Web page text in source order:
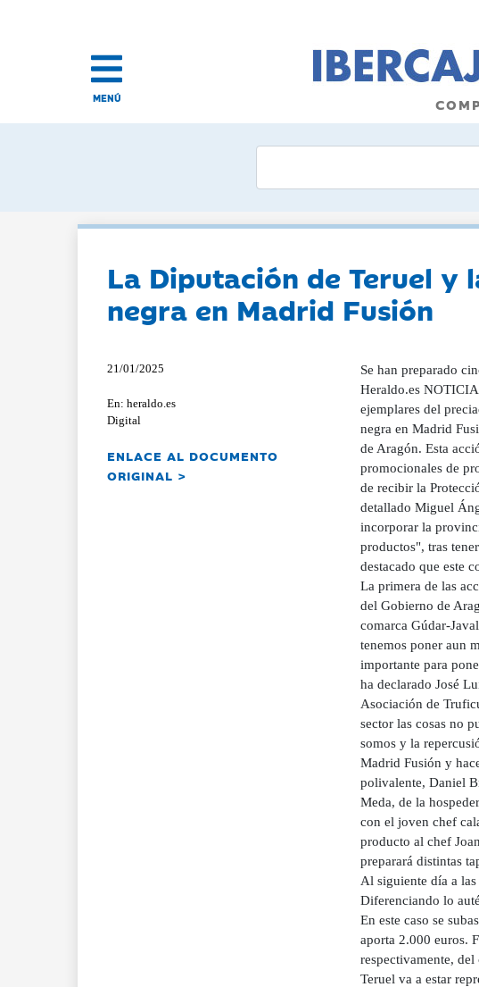
MENÚ
La Diputación de Teruel y
negra en Madrid Fusión
21/01/2025
En: heraldo.es
Digital
ENLACE AL DOCUMENTO
ORIGINAL >
Se han preparado
Heraldo.es
ejemplares del
negra en Madrid
de Aragón. Esta
promocionales de
de recibir la
detallado Miguel
incorporar la
productos", tras
destacado que este
La primera de las
del Gobierno de
comarca Gúdar-
tenemos poner aun
importante para
ha declarado José
Asociación de
sector las cosas no
somos y la
Madrid Fusión y
polivalente, Daniel
Meda, de la
con el joven chef
producto al chef
preparará distintas
Al siguiente día a
Diferenciando lo
En este caso se
aporta 2.000 euros.
respectivamente, del
Teruel va a estar